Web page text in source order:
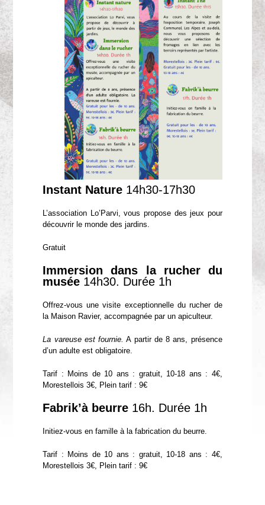
Instant Nature 14h30-17h30
L’association Lo’Parvi, vous propose des jeux pour
découvrir le monde des jardins.
Gratuit
Immersion dans la rucher du
musée 14h30. Durée 1h
Offrez-vous une visite exceptionnelle du rucher de
la Maison Ravier, accompagnée par un apiculteur.
La vareuse est fournie. A partir de 8 ans, présence
d’un adulte est obligatoire.
Tarif : Moins de 10 ans : gratuit, 10-18 ans : 4€,
Morestellois 3€, Plein tarif : 9€
Fabrik’à beurre 16h. Durée 1h
Initiez-vous en famille à la fabrication du beurre.
Tarif : Moins de 10 ans : gratuit, 10-18 ans : 4€,
Morestellois 3€, Plein tarif : 9€